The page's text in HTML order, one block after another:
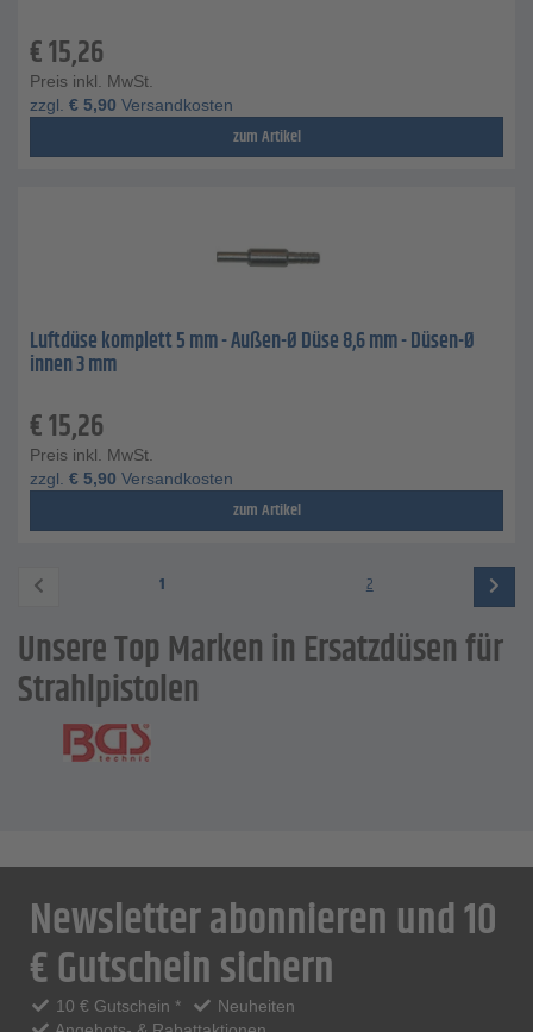
€15,26
Preis inkl. MwSt.
zzgl. € 5,90 Versandkosten
zum Artikel
Luftdüse komplett 5 mm - Außen-Ø Düse 8,6 mm - Düsen-Ø
innen 3 mm
€15,26
Preis inkl. MwSt.
zzgl. € 5,90 Versandkosten
zum Artikel
1 2
Unsere Top Marken in Ersatzdüsen für
Strahlpistolen
Newsletter abonnieren und 10
€ Gutschein sichern
10 € Gutschein *
Neuheiten